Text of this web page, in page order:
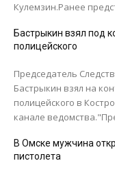
Кулемзин.Ранее
Бастрыкин взял под
полицейского
Председатель
Бастрыкин взял на
полицейского в
канале
В Омске мужчина
пистолета